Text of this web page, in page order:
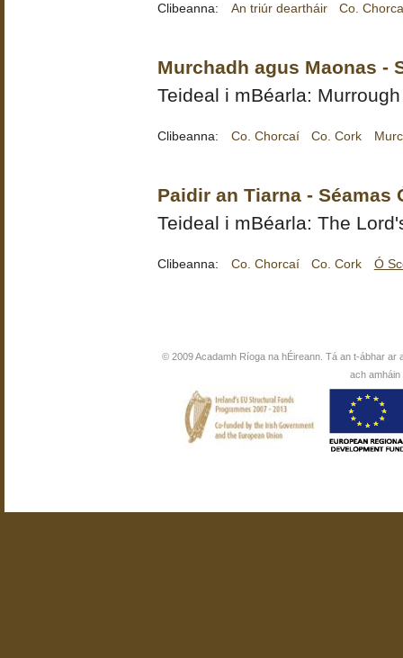
Clibeanna: An triúr deartháir Co.
Murchadh agus Maonas -
Teideal i mBéarla:
Clibeanna: Co. Chorcaí Co. Cork
Paidir an Tiarna - Séamas
Teideal i mBéarla: The
Clibeanna: Co. Chorcaí Co. Cork Ó
© 2009 Acadamh Ríoga na hÉireann. Tá an t-ábhar ar
ach amháin